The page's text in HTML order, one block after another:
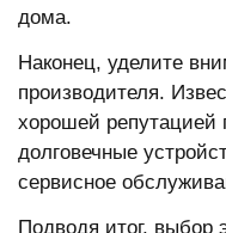
дома.
Наконец, уделите
производителя.
хорошей репутацией
долговечные
сервисное
Подводя итог, выбор